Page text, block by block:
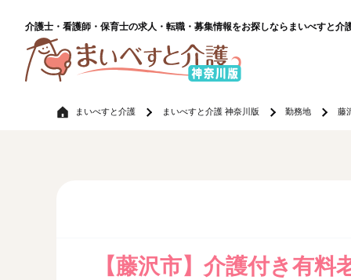
介護士・看護師・保育士の求人・転職・募集情報をお探しならまいべすと介
まいべすと介護 まいべすと介護 神奈川版 勤務地 藤
【藤沢市】介護付き有